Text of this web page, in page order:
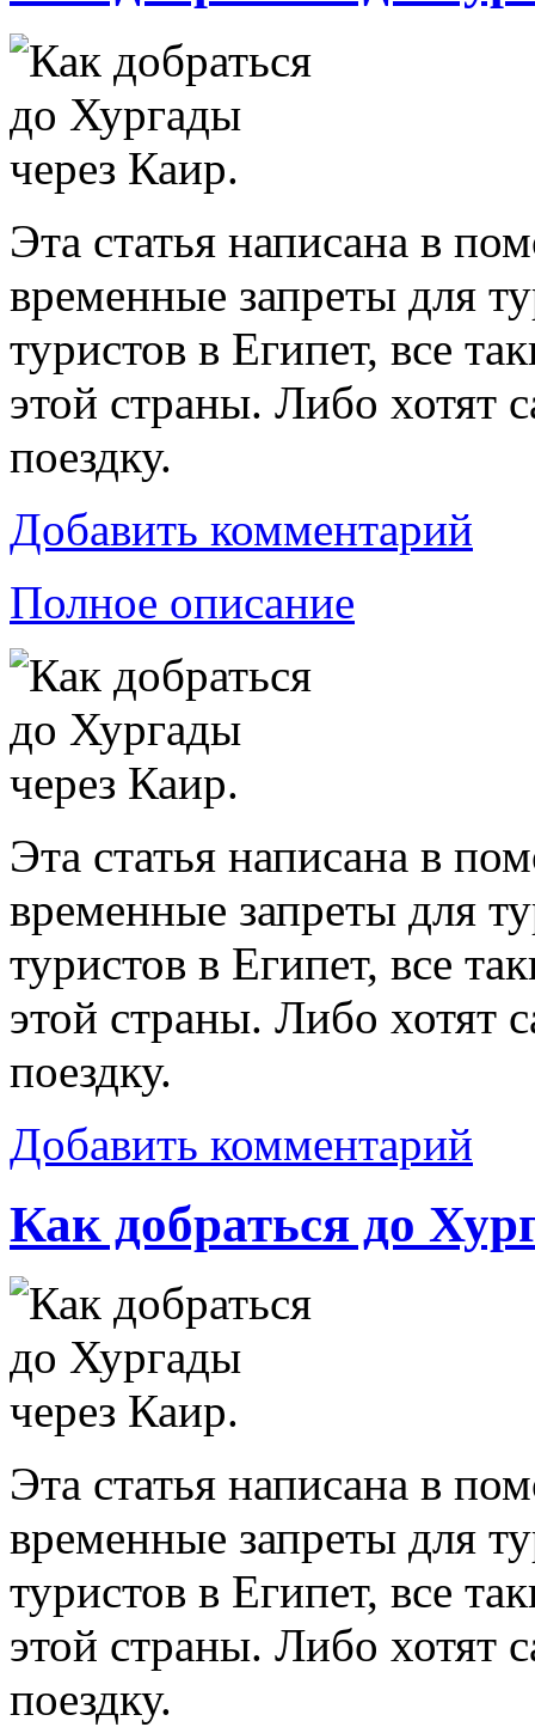
Эта статья написана в
временные запреты для
туристов в Египет, все
этой страны. Либо хотят
поездку.
Добавить комментарий
Полное описание
Эта статья написана в
временные запреты для
туристов в Египет, все
этой страны. Либо хотят
поездку.
Добавить комментарий
Как добраться до
Эта статья написана в
временные запреты для
туристов в Египет, все
этой страны. Либо хотят
поездку.